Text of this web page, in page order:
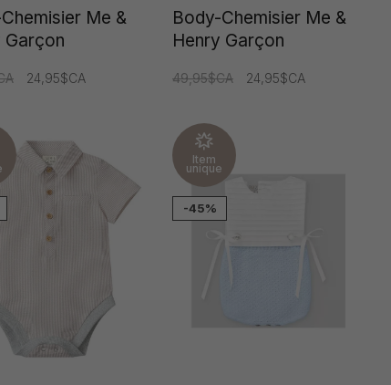
Me &
Garçon
24,95$CA
Body-Chemisier Me &
Henry Garçon
49,95$CA 24,95$CA
Item
unique
-45%